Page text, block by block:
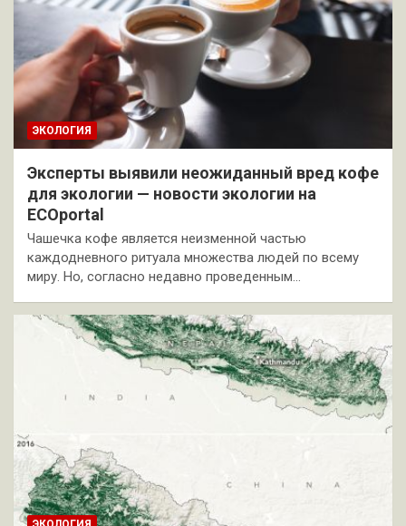
ЭКОЛОГИЯ
Эксперты выявили неожиданный вред кофе
для экологии — новости экологии на
ECOportal
Чашечка кофе является неизменной частью
каждодневного ритуала множества людей по всему
миру. Но, согласно недавно проведенным…